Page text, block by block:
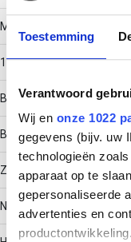
Toestemming
Verantwoord
Wij en onze 1022
gegevens (bijv. uw
technologieën
apparaat op te
gepersonaliseerde
advertenties en
Materiaaldikte
1
Bouwvorm
Bocht star
Zijperforatie
Nee